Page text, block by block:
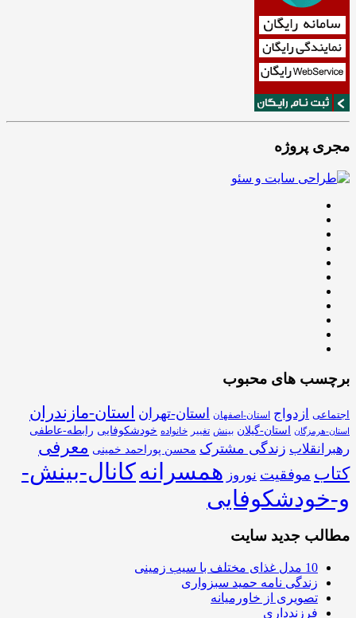
مجری پروژه
برچسب های محبوب
اجتماعی ازدواج استان-اصفهان استان-تهران استان-مازندران
استان-هرمزگان استان-گیلان بینش تغییر خانواده خودشکوفایی رابطه-عاطفی
رهبرانقلاب زندگی مشترک محسن پوراحمد خمینی معرفی
کتاب موفقیت نوروز همسرانهکانال-بینش-
و-خودشکوفایی
مطالب جدید سایت
10 مدل غذای مختلف با سیب زمینی
زندگی نامه حمید سبزواری
تصویری از خاورمیانه
فرزندداری